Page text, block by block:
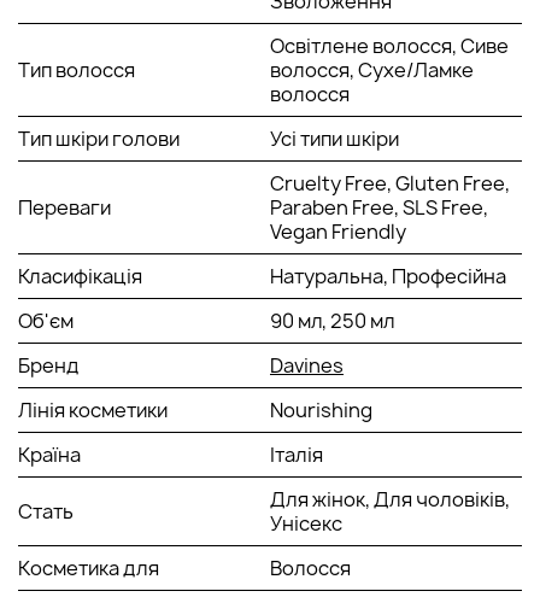
Тип волосся
Освітлене волосся, Сиве
волосся, Сухе/Ламке
волосся
Тип шкіри голови
Усі типи шкіри
Переваги
Cruelty Free, Gluten Free,
Paraben Free, SLS Free,
Vegan Friendly
Класифікація
Натуральна, Професійна
Об'єм
90 мл, 250 мл
Бренд
Davines
Лінія косметики
Nourishing
Країна
Італія
Стать
Для жінок, Для чоловіків,
Унісекс
Косметика для
Волосся